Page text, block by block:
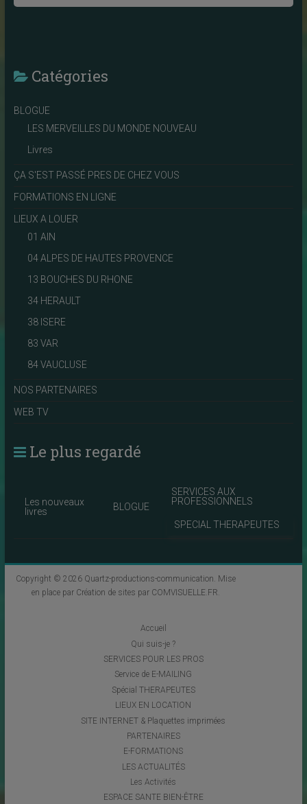
Catégories
BLOGUE
LES MERVEILLES DU MONDE NOUVEAU
Livres
ÇA S'EST PASSÉ PRES DE CHEZ VOUS
FORMATIONS EN LIGNE
LIEUX A LOUER
01 AIN
04 ALPES DE HAUTES PROVENCE
13 BOUCHES DU RHONE
34 HERAULT
38 ISERE
83 VAR
84 VAUCLUSE
NOS PARTENAIRES
WEB TV
Le plus regardé
Les nouveaux
livres
BLOGUE
SERVICES AUX
PROFESSIONNELS
SPECIAL THERAPEUTES
Copyright © 2026 Quartz-productions-communication. Mise
en place par Création de sites par COMVISUELLE.FR.
Accueil
Qui suis-je ?
SERVICES POUR LES PROS
Service de E-MAILING
Spécial THERAPEUTES
LIEUX EN LOCATION
SITE INTERNET & Plaquettes imprimées
PARTENAIRES
E-FORMATIONS
LES ACTUALITÉS
Les Activités
ESPACE SANTE BIEN-ÊTRE